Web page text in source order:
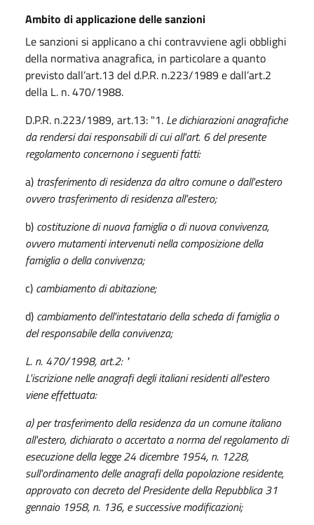
Ambito di applicazione delle sanzioni
Le sanzioni si applicano a chi contravviene agli obblighi
della normativa anagrafica, in particolare a quanto
previsto dall’art.13 del d.P.R. n.223/1989 e dall’art.2
della L. n. 470/1988.
D.P.R. n.223/1989, art.13: "1. Le dichiarazioni anagrafiche
da rendersi dai responsabili di cui all'art. 6 del presente
regolamento concernono i seguenti fatti:
a) trasferimento di residenza da altro comune o dall'estero
ovvero trasferimento di residenza all'estero;
b) costituzione di nuova famiglia o di nuova convivenza,
ovvero mutamenti intervenuti nella composizione della
famiglia o della convivenza;
c) cambiamento di abitazione;
d) cambiamento dell'intestatario della scheda di famiglia o
del responsabile della convivenza;
L. n. 470/1998, art.2: "
L'iscrizione nelle anagrafi degli italiani residenti all'estero
viene effettuata:
a) per trasferimento della residenza da un comune italiano
all'estero, dichiarato o accertato a norma del regolamento di
esecuzione dellalegge 24 dicembre 1954, n. 1228,
sull'ordinamento delle anagrafi della popolazione residente,
approvato condecreto del Presidente della Repubblica 31
gennaio 1958, n. 136, e successive modificazioni;